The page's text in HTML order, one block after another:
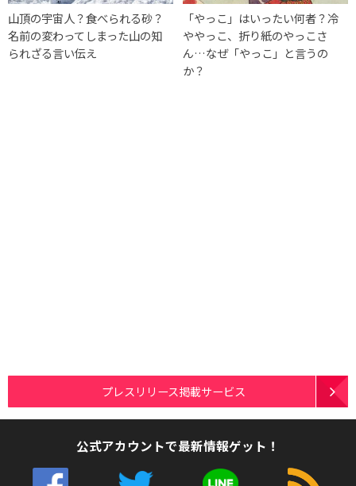
山頂の宇宙人？食べられる砂？
名前の変わってしまった山の知
られざる言い伝え
「やっこ」はいったい何者？冷
ややっこ、折り紙のやっこさ
ん…なぜ「やっこ」と言うの
か？
プレスリリース掲載サービス
公式アカウントで最新情報ゲット！